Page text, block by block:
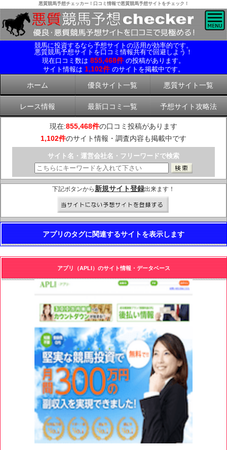
悪質競馬予想チェッカー！口コミ情報で悪質競馬予想サイトをチェック！
競馬に投資するなら予想サイトの活用が効率的です。
悪質競馬予想サイトを口コミ情報共有で回避しよう！
現在口コミ数は 855,468件 の投稿があります。
サイト情報は 1,102件 のサイトを掲載中です。
ホーム 優良サイト一覧 悪質サイト一覧
レース情報 最新口コミ一覧 予想サイト攻略法
現在:855,468件の口コミ投稿があります
1,102件のサイト情報・調査内容も掲載中です
サイト名・運営会社名・フリーワードで検索
下記ボタンから 新規サイト登録出来ます！
アプリのタグに関連するサイトを表示します
アプリ（APLI）のサイト情報・データベース